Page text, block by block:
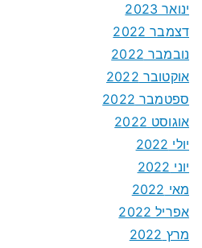
ינואר 2023
דצמבר 2022
נובמבר 2022
אוקטובר 2022
ספטמבר 2022
אוגוסט 2022
יולי 2022
יוני 2022
מאי 2022
אפריל 2022
מרץ 2022